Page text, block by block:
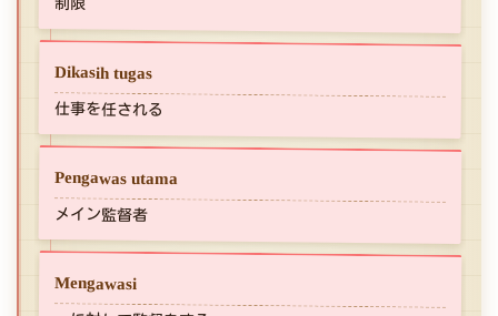
制限
Dikasih tugas
仕事を任される
Pengawas utama
メイン監督者
Mengawasi